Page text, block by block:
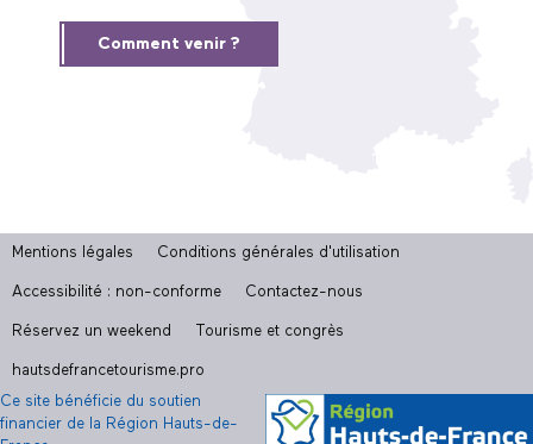
Comment venir ?
Mentions légales Conditions générales d'utilisation
Accessibilité : non-conforme Contactez-nous
Réservez un weekend Tourisme et congrès
hautsdefrancetourisme.pro
Ce site bénéficie du soutien
financier de la Région Hauts-de-